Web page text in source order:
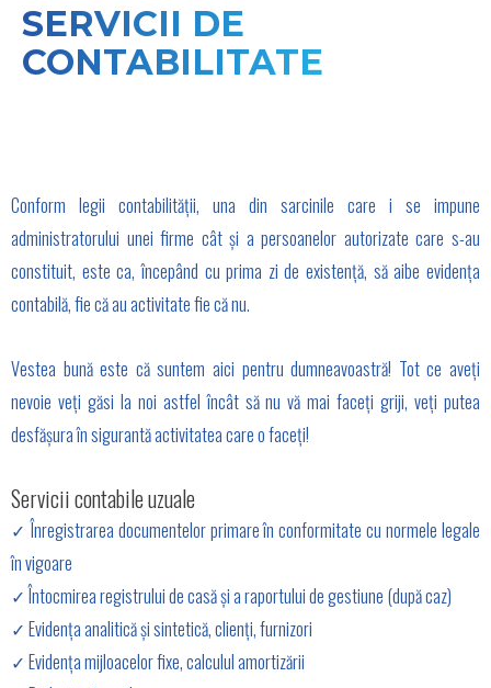
SERVICII DE
CONTABILITATE
Conform legii contabilității, una din sarcinile care i se impune
administratorului unei firme cât și a persoanelor autorizate care s-au
constituit, este ca, începând cu prima zi de existență, să aibe evidența
contabilă, fie că au activitate fie că nu.
Vestea bună este că suntem aici pentru dumneavoastră! Tot ce aveți
nevoie veți găsi la noi astfel încât să nu vă mai faceți griji, veți putea
desfășura în sigurantă activitatea care o faceți!
Servicii contabile uzuale
✓ Înregistrarea documentelor primare în conformitate cu normele legale
în vigoare
✓ Întocmirea registrului de casă și a raportului de gestiune (după caz)
✓ Evidența analitică și sintetică, clienți, furnizori
✓ Evidența mijloacelor fixe, calculul amortizării